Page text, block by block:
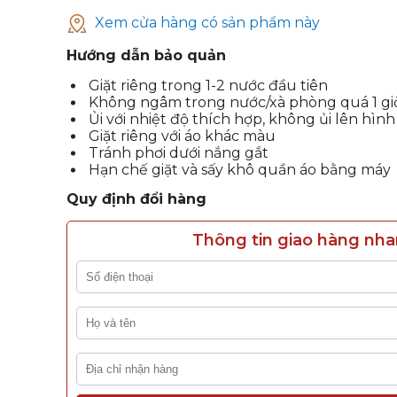
Xem cửa hàng có sản phẩm này
Hướng dẫn bảo quản
Giặt riêng trong 1-2 nước đầu tiên
Không ngâm trong nước/xà phòng quá 1
Ủi với nhiệt độ thích hợp, không ủi lên
Giặt riêng với áo khác màu
Tránh phơi dưới nắng gắt
Hạn chế giặt và sấy khô quần áo bằng máy
Quy định đổi hàng
Thông tin giao hàng